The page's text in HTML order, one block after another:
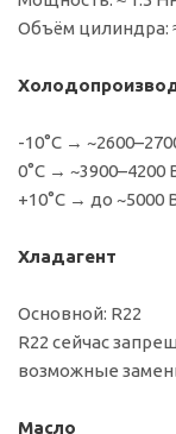
Объём цилиндра: ≈
-10°C →
0°C → ~3900–4200
+10°C → до ~5000
Хладагент
Основной: R22
R22 сейчас
возможные
Масло